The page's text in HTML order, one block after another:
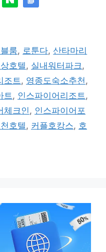
룸, 로툰다,산타마리
호텔, 실내워터파크,
조트, 영종도숙소추천,
트, 인스파이어리조트,
체크인, 인스파이어포
호텔, 커플호캉스, 호